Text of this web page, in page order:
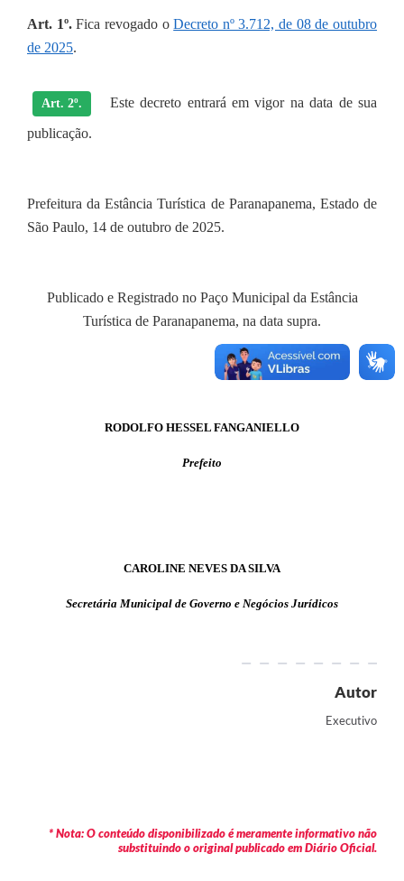
Art. 1º.Fica revogado oDecreto nº 3.712, de 08 de outubro
de 2025.
Art. 2º.
Este decreto entrará em vigor na data de sua
publicação.
Prefeitura da Estância Turística de Paranapanema, Estado de
São Paulo, 14 de outubro de 2025.
Publicado e Registrado no Paço Municipal da Estância
Turística de Paranapanema, na data supra.
RODOLFO HESSEL FANGANIELLO
Prefeito
CAROLINE NEVES DA SILVA
Secretária Municipal de Governo e Negócios Jurídicos
Autor
Executivo
* Nota: O conteúdo disponibilizado é meramente informativo não
substituindo o original publicado em Diário Oficial.